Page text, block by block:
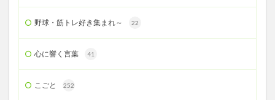
野球・筋トレ好き集まれ～ 22
心に響く言葉 41
こごと 252